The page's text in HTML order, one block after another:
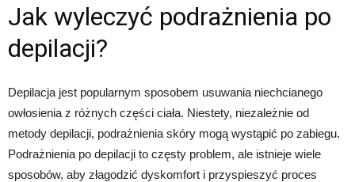
Jak wyleczyć podrażnienia po
depilacji?
Depilacja jest popularnym sposobem usuwania niechcianego
owłosienia z różnych części ciała. Niestety, niezależnie od
metody depilacji, podrażnienia skóry mogą wystąpić po zabiegu.
Podrażnienia po depilacji to częsty problem, ale istnieje wiele
sposobów, aby złagodzić dyskomfort i przyspieszyć proces